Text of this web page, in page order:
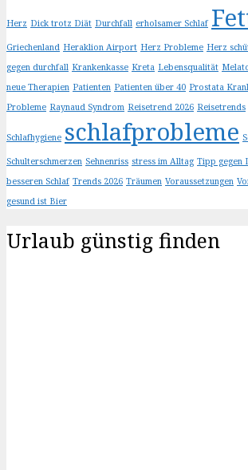
Herz Dick trotz Diät Durchfall erholsamer Schlaf
Griechenland Heraklion Airport Herz Probleme Herz
gegen durchfall Krankenkasse Kreta Lebensqualität
neue Therapien Patienten Patienten über 40 Prostata
Probleme Raynaud Syndrom Reisetrend 2026 Reisetrends
Schlafhygiene schlafprobleme
Schulterschmerzen Sehnenriss stress im Alltag Tipp gegen
besseren Schlaf Trends 2026 Träumen Voraussetzungen
gesund ist Bier
Urlaub günstig finden